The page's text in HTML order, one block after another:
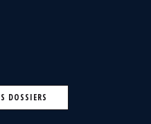
DOSSIERS